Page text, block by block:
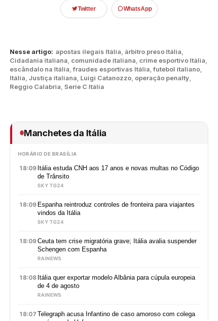
Twitter WhatsApp
Nesse artigo: apostas ilegais Itália árbitro preso Itália
Cidadania italiana comunidade italiana crime esportivo Itália
escândalo na Itália ,fraudes esportivas Itália ,futebol italiano
Itália Justiça italiana Luigi Catanozzo operação penalty
Reggio Calabria Serie C Itália
Manchetes da Itália
HORÁRIO DE BRASÍLIA
18:09 Itália estuda CNH aos 17 anos e novas multas no Código
de Trânsito
SKY TG24
18:09 Espanha reintroduz controles de fronteira para viajantes
vindos da Itália
SKY TG24
18:09Ceuta tem crise migratória grave; Itália avalia suspender
Schengen com Espanha
RAINEWS
18:08 Itália quer exportar modelo Albânia para cúpula europeia
de 4 de agosto
RAINEWS
18:07 Telegraph acusa Infantino de caso amoroso com colega